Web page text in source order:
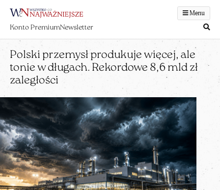
Menu
Konto PremiumNewsletter
Polski przemysł produkuje więcej, ale
tonie w długach. Rekordowe 8,6 mld zł
zaległości